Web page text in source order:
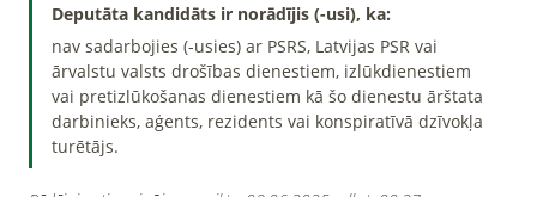
Deputāta kandidāts ir norādījis (-usi), ka:
nav sadarbojies (-usies) ar PSRS, Latvijas PSR vai
ārvalstu valsts drošības dienestiem, izlūkdienestiem
vai pretizlūkošanas dienestiem kā šo dienestu ārštata
darbinieks, aģents, rezidents vai konspiratīvā dzīvokļa
turētājs.